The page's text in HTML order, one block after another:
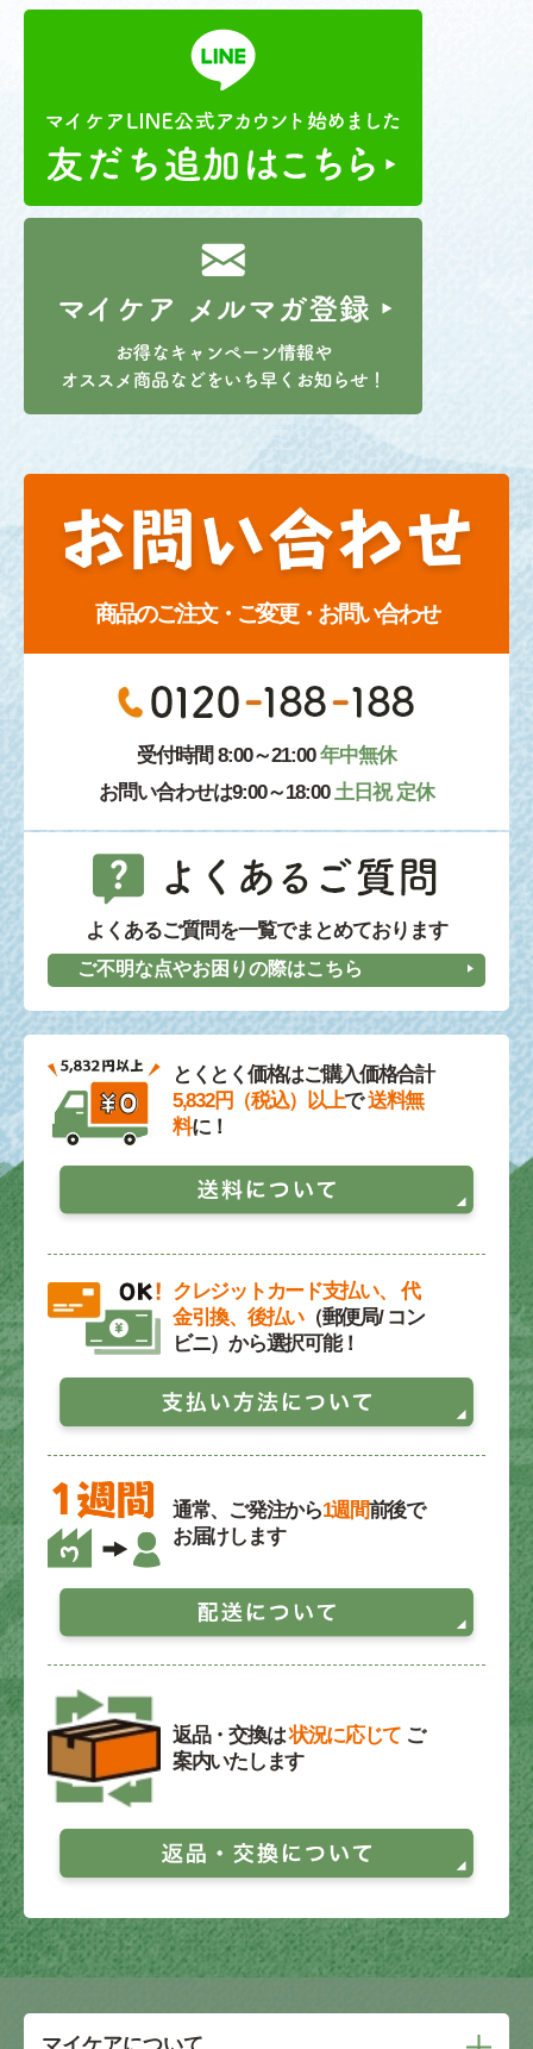
商品のご注文・ご変更・お問い合わせ
受付時間 8:00～21:00年中無休
お問い合わせは9:00～18:00 土日祝 定休
よくあるご質問を一覧でまとめております
ご不明な点やお困りの際はこちら
とくとく価格はご購入価格合計
5,832円（税込）以上で送料無
料に！
クレジットカード支払い、 代
金引換、後払い（郵便局/ コン
ビニ）から選択可能！
通常、ご発注から1週間前後で
お届けします
返品・交換は状況に応じて ご
案内いたします